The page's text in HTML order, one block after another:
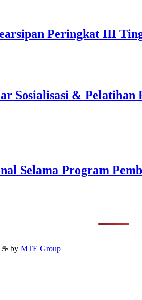
Peringkat III
Sosialisasi & Pelatihan
Selama Program
by MTE Group